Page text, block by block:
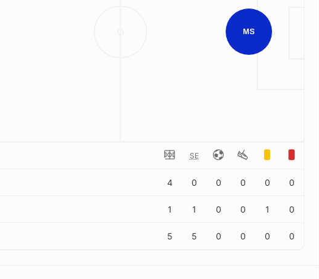
MS
SE
4 0 0 0 0 0
1 1 0 0 1 0
5 5 0 0 0 0